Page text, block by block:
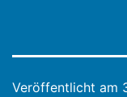
Veröffentlicht am